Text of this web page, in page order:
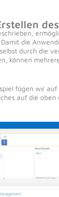
die
durch die
können
fügen wir
auf die oben